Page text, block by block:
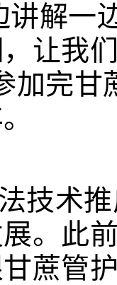
讲解一
让我
加完
技术
。此
蔗管